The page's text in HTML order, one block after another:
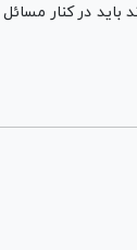
باید در کنار